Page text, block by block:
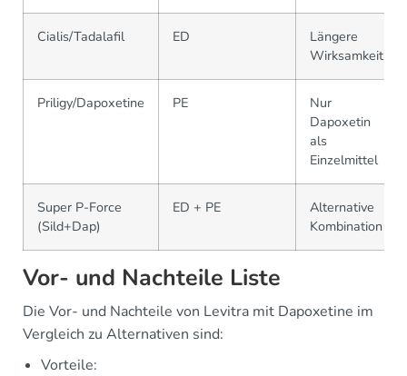
Cialis/Tadalafil ED
Längere
Wirksamkeit
Priligy/Dapoxetine PE
Nur
Dapoxetin
als
Einzelmittel
Super P-Force
(Sild+Dap)
ED + PE
Alternative
Kombination
Vor- und Nachteile Liste
Die Vor- und Nachteile von Levitra mit Dapoxetine im
Vergleich zu Alternativen sind:
Vorteile: